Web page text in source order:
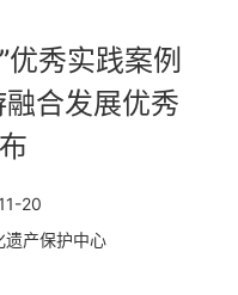
优秀实践案例
合发展优秀
20
遗产保护中心